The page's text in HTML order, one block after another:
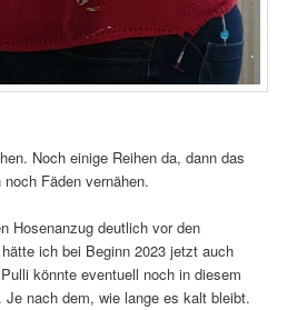
Noch einige Reihen da, dann das
Fäden vernähen.
Hosenanzug deutlich vor den
ich bei Beginn 2023 jetzt auch
könnte eventuell noch in diesem
Je nach dem, wie lange es kalt bleibt.